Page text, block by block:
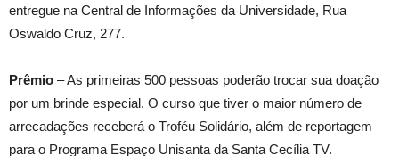
entregue na Central de Informações da Universidade, Rua
Oswaldo Cruz, 277.
Prêmio – As primeiras 500 pessoas poderão trocar sua doação
por um brinde especial. O curso que tiver o maior número de
arrecadações receberá o Troféu Solidário, além de reportagem
para o Programa Espaço Unisanta da Santa Cecília TV.